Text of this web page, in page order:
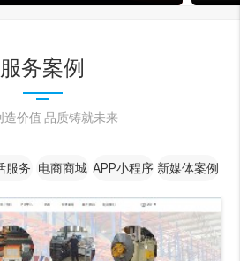
服务案例
造价值 品质铸就未来
服务 电商商城 APP小程序 新媒体案例